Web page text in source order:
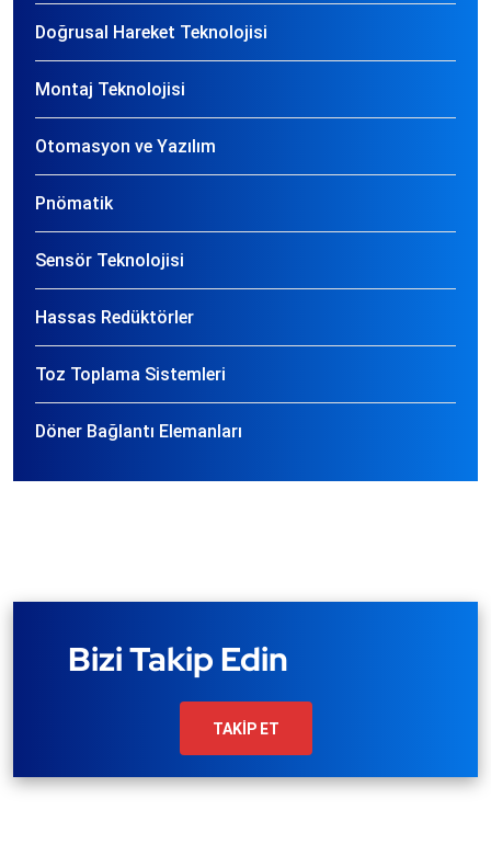
Doğrusal Hareket Teknolojisi
Montaj Teknolojisi
Otomasyon ve Yazılım
Pnömatik
Sensör Teknolojisi
Hassas Redüktörler
Toz Toplama Sistemleri
Döner Bağlantı Elemanları
Bizi Takip Edin
TAKİP ET